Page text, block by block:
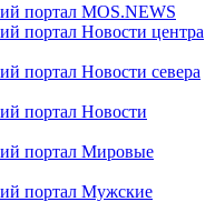
портал MOS.NEWS
портал Новости центра
портал Новости севера
портал Новости
портал Мировые
портал Мужские